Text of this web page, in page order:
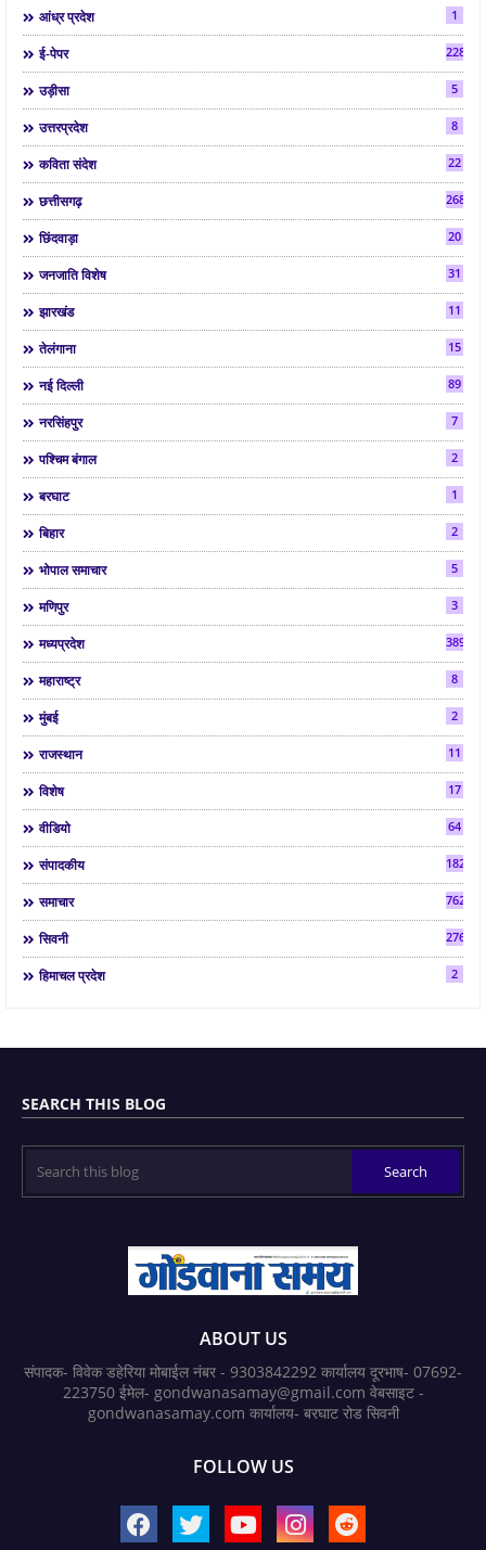
आंध्र प्रदेश 1
ई-पेपर 2286
उड़ीसा 5
उत्तरप्रदेश 8
कविता संदेश 22
छत्तीसगढ़ 268
छिंदवाड़ा 20
जनजाति विशेष 31
झारखंड 11
तेलंगाना 15
नई दिल्ली 89
नरसिंहपुर 7
पश्चिम बंगाल 2
बरघाट 1
बिहार 2
भोपाल समाचार 5
मणिपुर 3
मध्यप्रदेश 3892
महाराष्ट्र 8
मुंबई 2
राजस्थान 11
विशेष 17
वीडियो 64
संपादकीय 182
समाचार 7624
सिवनी 2763
हिमाचल प्रदेश 2
SEARCH THIS BLOG
ABOUT US
संपादक- विवेक डहेरिया मोबाईल नंबर - 9303842292 कार्यालय दूरभाष- 07692-
223750 ईमेल- gondwanasamay@gmail.com वेबसाइट -
gondwanasamay.com कार्यालय- बरघाट रोड सिवनी
FOLLOW US